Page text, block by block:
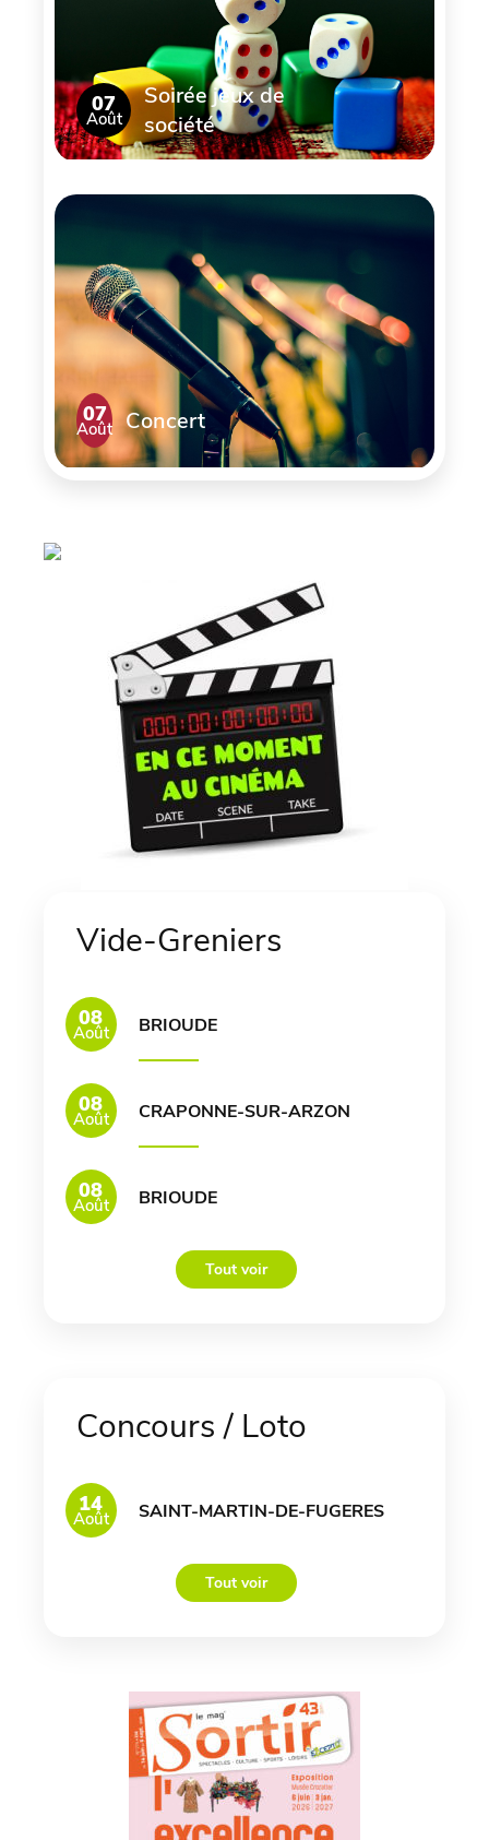
07
Août
Soirée jeux de
société
07
Août Concert
Vide-Greniers
08
Août BRIOUDE
08
Août CRAPONNE-SUR-ARZON
08
Août BRIOUDE
Tout voir
Concours / Loto
14
Août SAINT-MARTIN-DE-FUGERES
Tout voir